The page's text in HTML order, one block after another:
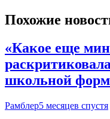
Похожие
«Какое еще
школьной
Рамблер5 месяцев спустя